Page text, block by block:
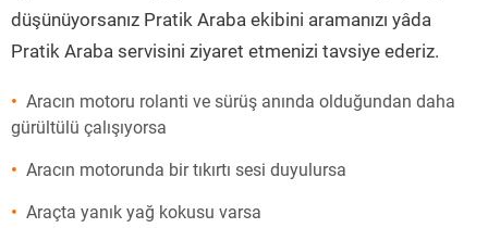
düşünüyorsanız Pratik Araba ekibini aramanızı yâda
Pratik Araba servisini ziyaret etmenizi tavsiye ederiz.
Aracın motoru rolanti ve sürüş anında olduğundan daha
gürültülü çalışıyorsa
Aracın motorunda bir tıkırtı sesi duyulursa
Araçta yanık yağ kokusu varsa